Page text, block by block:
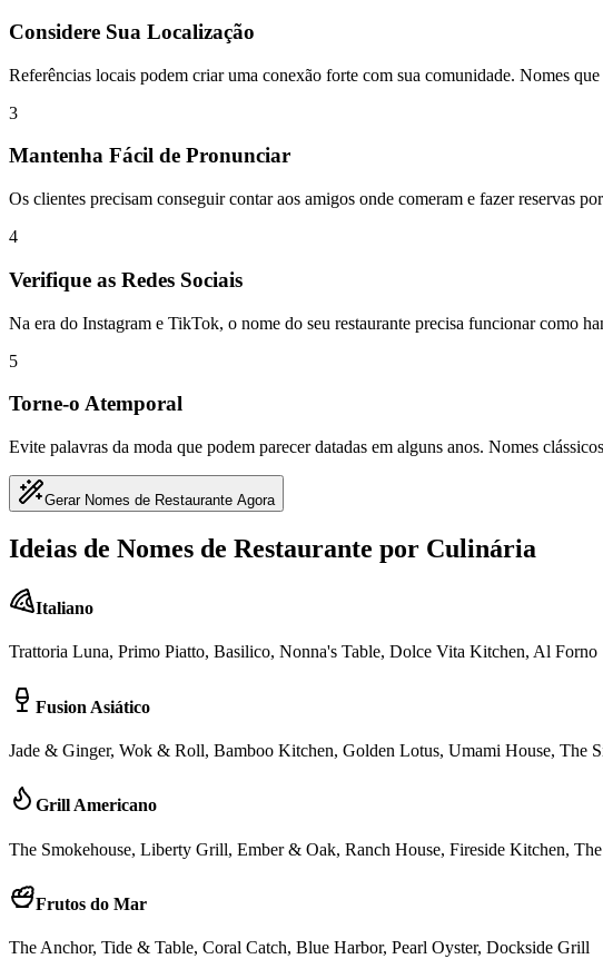
Considere Sua Localização
Referências locais podem criar uma conexão forte com sua comunidade. Nomes
3
Mantenha Fácil de Pronunciar
Os clientes precisam conseguir contar aos amigos onde comeram e fazer reservas
4
Verifique as Redes Sociais
Na era do Instagram e TikTok, o nome do seu restaurante precisa funcionar como
5
Torne-o Atemporal
Evite palavras da moda que podem parecer datadas em alguns anos. Nomes
Gerar Nomes de Restaurante Agora
Ideias de Nomes de Restaurante por Culinária
Italiano
Trattoria Luna, Primo Piatto, Basilico, Nonna's Table, Dolce Vita Kitchen, Al Forno
Fusion Asiático
Jade & Ginger, Wok & Roll, Bamboo Kitchen, Golden Lotus, Umami House, The
Grill Americano
The Smokehouse, Liberty Grill, Ember & Oak, Ranch House, Fireside Kitchen,
Frutos do Mar
The Anchor, Tide & Table, Coral Catch, Blue Harbor, Pearl Oyster, Dockside Grill